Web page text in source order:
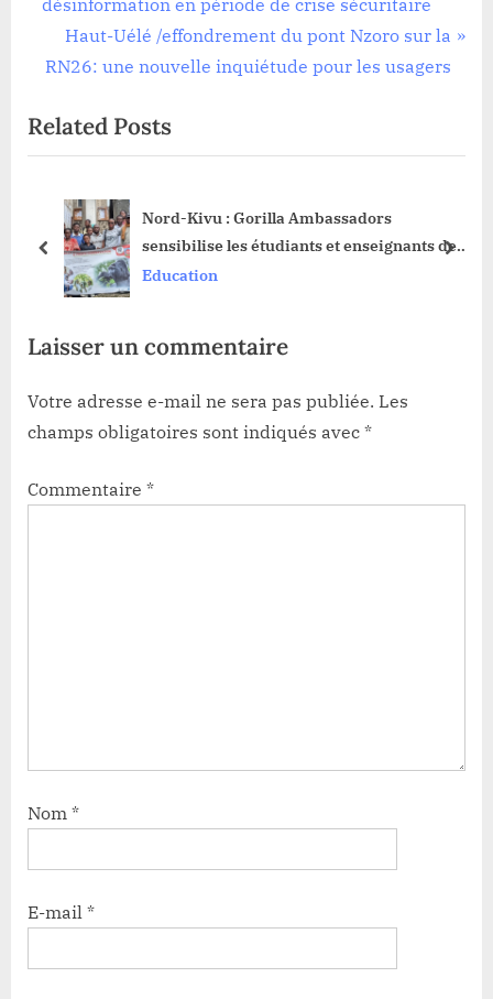
l’article
u
s
s
N
e
t
P
s
t
:
Haut-Uélé /effondrement du pont Nzoro sur la
RN26: une nouvelle inquiétude pour les usagers
Related Posts
Nord-Kivu : Gorilla Ambassadors
sensibilise les étudiants et enseignants de
l’UCNDK sur une « plate forme en ligne »
Education
prev next
Laisser un commentaire
Votre adresse e-mail ne sera pas publiée. Les
champs obligatoires sont indiqués avec *
Commentaire *
Nom *
E-mail *